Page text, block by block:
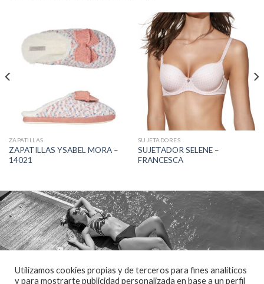
ZAPATILLAS
ZAPATILLAS YSABEL MORA –
14021
SUJETADORES
SUJETADOR SELENE –
FRANCESCA
Utilizamos cookies propias y de terceros para fines analíticos
y para mostrarte publicidad personalizada en base a un perfil